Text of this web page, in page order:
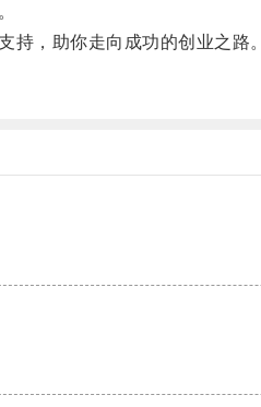
，助你走向成功的创业之路。